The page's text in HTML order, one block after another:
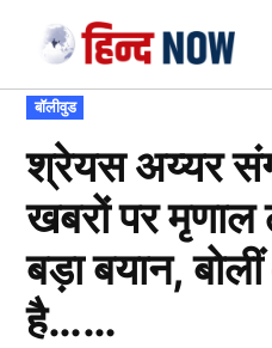
content
POSTED
IN
बॉलीवुड
श्रेयस अय्यर
खबरों पर मृणाल
बड़ा बयान,
है……